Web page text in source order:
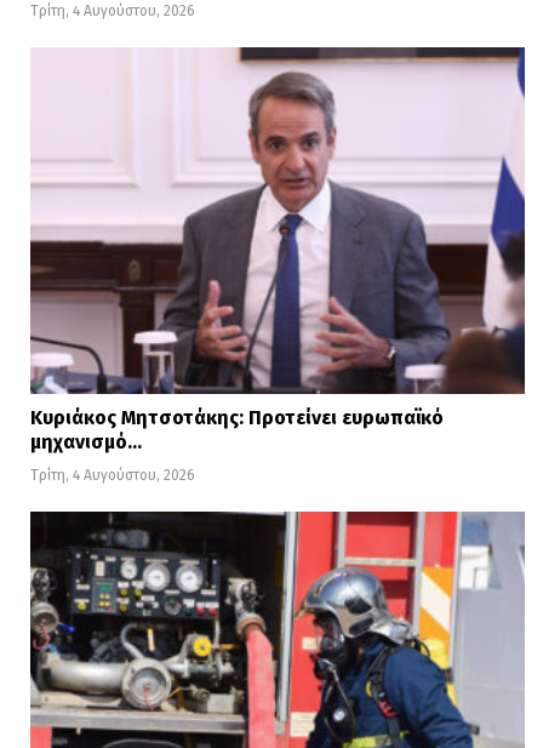
Τρίτη, 4 Αυγούστου, 2026
Κυριάκος Μητσοτάκης: Προτείνει ευρωπαϊκό
μηχανισμό…
Τρίτη, 4 Αυγούστου, 2026